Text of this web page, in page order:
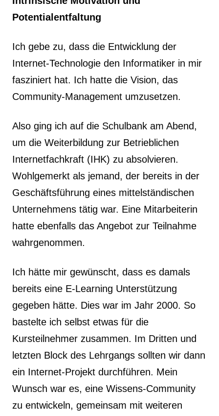
Potentialentfaltung
Ich gebe zu, dass die Entwicklung der
Internet-Technologie den Informatiker in mir
fasziniert hat. Ich hatte die Vision, das
Community-Management umzusetzen.
Also ging ich auf die Schulbank am Abend,
um die Weiterbildung zur Betrieblichen
Internetfachkraft (IHK) zu absolvieren.
Wohlgemerkt als jemand, der bereits in der
Geschäftsführung eines mittelständischen
Unternehmens tätig war. Eine Mitarbeiterin
hatte ebenfalls das Angebot zur Teilnahme
wahrgenommen.
Ich hätte mir gewünscht, dass es damals
bereits eine E-Learning Unterstützung
gegeben hätte. Dies war im Jahr 2000. So
bastelte ich selbst etwas für die
Kursteilnehmer zusammen. Im Dritten und
letzten Block des Lehrgangs sollten wir dann
ein Internet-Projekt durchführen. Mein
Wunsch war es, eine Wissens-Community
zu entwickeln, gemeinsam mit weiteren